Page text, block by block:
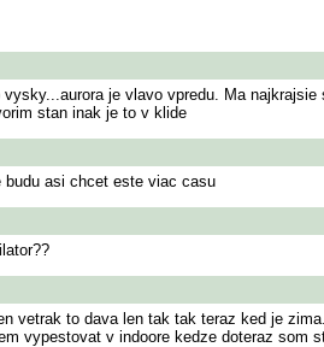
je vlavo vpredu. Ma
stan inak je to v klide
asi chcet este viac casu
to dava len tak tak teraz ked je
vypestovat v indoore kedze doteraz som